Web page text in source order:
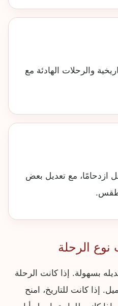
والرحلات الهادئة مع
ازدحامًا، مع تعديل بعض
الرحلة
تعديله بسهولة. إذا كانت الرحلة
إذا كانت للتاريخ، امنح